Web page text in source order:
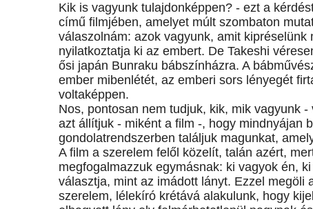
Kik is vagyunk tulajdonképpen? - ezt a
című filmjében, amelyet múlt szombaton
válaszolnám: azok vagyunk, amit
nyilatkoztatja ki az embert. De Takeshi
ősi japán Bunraku bábszínházra. A
ember mibenlétét, az emberi sors lényegét
voltaképpen.
Nos, pontosan nem tudjuk, kik, mik vagyunk
azt állítjuk - miként a film -, hogy mindnyájan
gondolatrendszerben találjuk magunkat,
A film a szerelem felől közelít, talán azért,
megfogalmazzuk egymásnak: ki vagyok én,
választja, mint az imádott lányt. Ezzel megöli
szerelem, lélekíró krétává alakulunk, hogy